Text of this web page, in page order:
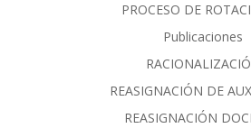
PROCESO DE
Publicaciones
REASIGNACIÓN DE
REASIGNACIÓN